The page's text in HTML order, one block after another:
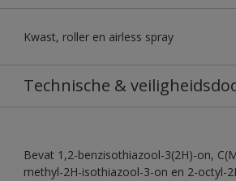
Kwast, roller en airless spray
Technische &
Bevat 1,2-benzisothiazool-3(2H)-on,
methyl-2H-isothiazool-3-on en 2-octyl-